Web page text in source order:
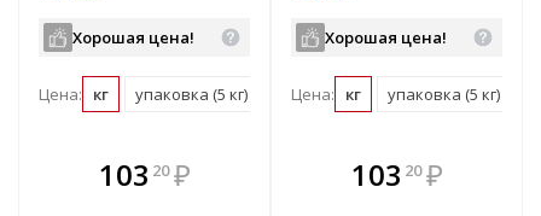
Хорошая цена!
Цена: кг упаковка (5 кг)
103 20 ₽
В комплекте
всегда выгоднее!
Хорошая цена!
Цена: кг упаковка (5 кг)
В комплекте
всегда выгоднее!
103 20 ₽